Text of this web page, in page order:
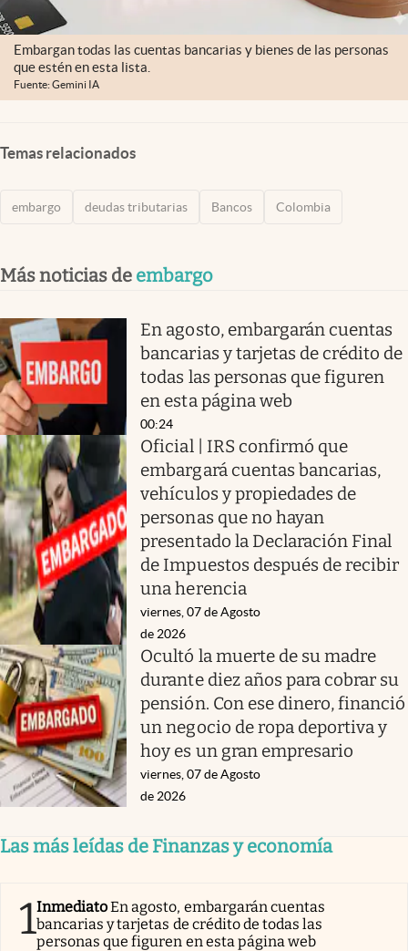
Embargan todas las cuentas bancarias y bienes de las personas
que estén en esta lista.
Fuente: Gemini IA
Temas relacionados
embargo deudas tributarias Bancos Colombia
Más noticias de embargo
En agosto, embargarán cuentas
bancarias y tarjetas de crédito de
todas las personas que figuren
en esta página web
00:24
Oficial | IRS confirmó que
embargará cuentas bancarias,
vehículos y propiedades de
personas que no hayan
presentado la Declaración Final
de Impuestos después de recibir
una herencia
viernes, 07 de Agosto
de 2026
Ocultó la muerte de su madre
durante diez años para cobrar su
pensión. Con ese dinero, financió
un negocio de ropa deportiva y
hoy es un gran empresario
viernes, 07 de Agosto
de 2026
Las más leídas de Finanzas y economía
1InmediatoEn agosto, embargarán cuentas
bancarias y tarjetas de crédito de todas las
personas que figuren en esta página web